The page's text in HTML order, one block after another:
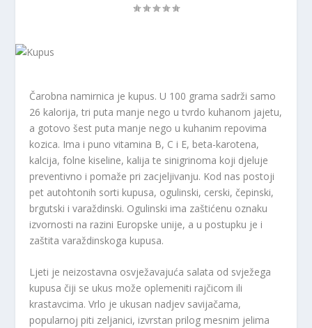
Čarobna namirnica je kupus. U 100 grama sadrži samo
26 kalorija, tri puta manje nego u tvrdo kuhanom jajetu,
a gotovo šest puta manje nego u kuhanim repovima
kozica. Ima i puno vitamina B, C i E, beta-karotena,
kalcija, folne kiseline, kalija te sinigrinoma koji djeluje
preventivno i pomaže pri zacjeljivanju. Kod nas postoji
pet autohtonih sorti kupusa, ogulinski, cerski, čepinski,
brgutski i varaždinski. Ogulinski ima zaštićenu oznaku
izvornosti na razini Europske unije, a u postupku je i
zaštita varaždinskoga kupusa.
Ljeti je neizostavna osvježavajuća salata od svježega
kupusa čiji se ukus može oplemeniti rajčicom ili
krastavcima. Vrlo je ukusan nadjev savijačama,
popularnoj piti zeljanici, izvrstan prilog mesnim jelima